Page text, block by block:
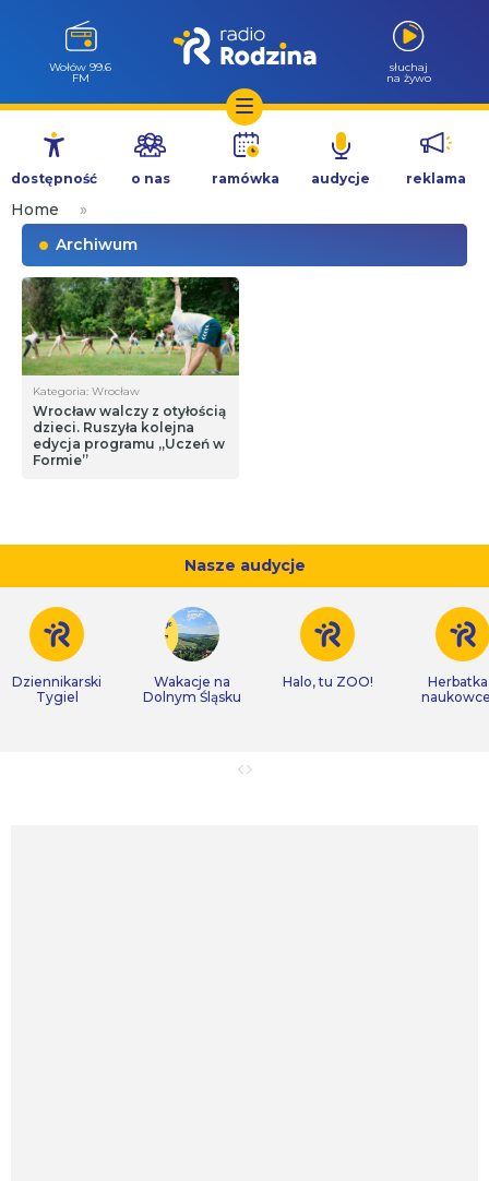
Przejdź
treści
Wołów 99.6
FM
słuchaj
na żywo
dostępność o nas ramówka audycje reklama
Home
»
Archiwum
Kategoria: Wrocław
Wrocław walczy z otyłością
dzieci. Ruszyła kolejna
edycja programu „Uczeń w
Formie”
Nasze audycje
Dziennikarski
Tygiel
Wakacje na
Dolnym Śląsku
Halo, tu ZOO!